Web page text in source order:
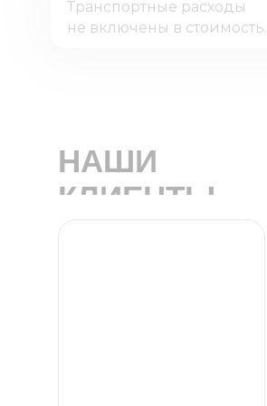
Транспортные расходы
не включены в стоимость.
НАШИ
КЛИЕНТЫ